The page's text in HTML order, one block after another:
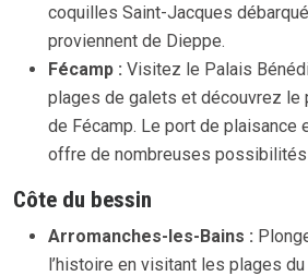
coquilles Saint-Jacques
proviennent de Dieppe.
Fécamp : Visitez le Palais
plages de galets et découvrez le
de Fécamp. Le port de plaisance
offre de nombreuses
Côte du bessin
Arromanches-les-Bains :
l’histoire en visitant les plages